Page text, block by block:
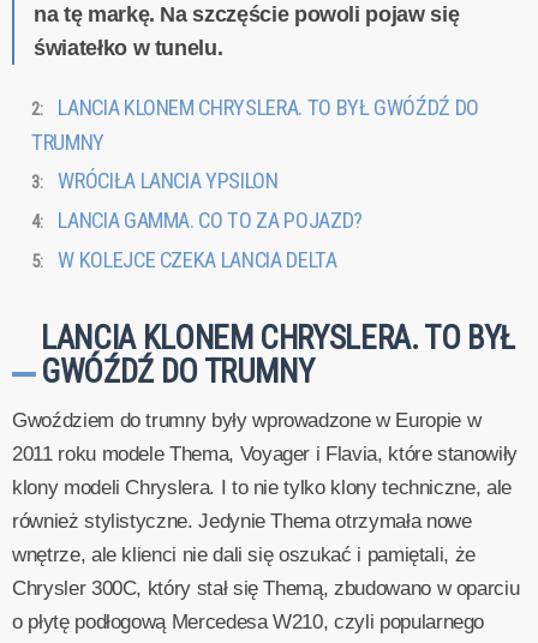
na tę markę. Na szczęście powoli pojaw się
światełko w tunelu.
LANCIA KLONEM CHRYSLERA. TO BYŁ GWÓŹDŹ DO
TRUMNY
WRÓCIŁA LANCIA YPSILON
LANCIA GAMMA. CO TO ZA POJAZD?
W KOLEJCE CZEKA LANCIA DELTA
LANCIA KLONEM CHRYSLERA. TO BYŁ
GWÓŹDŹ DO TRUMNY
Gwoździem do trumny były wprowadzone w Europie w
2011 roku modele Thema, Voyager i Flavia, które stanowiły
klony modeli Chryslera. I to nie tylko klony techniczne, ale
również stylistyczne. Jedynie Thema otrzymała nowe
wnętrze, ale klienci nie dali się oszukać i pamiętali, że
Chrysler 300C, który stał się Themą, zbudowano w oparciu
o płytę podłogową Mercedesa W210, czyli popularnego